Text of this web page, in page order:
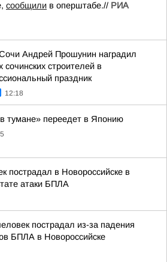
сообщили в оперштабе.// РИА
Андрей Прошунин наградил
сочинских строителей в
праздник
12:18
тумане» переедет в Японию
пострадал в Новороссийске в
атаки БПЛА
пострадал из-за падения
БПЛА в Новороссийске